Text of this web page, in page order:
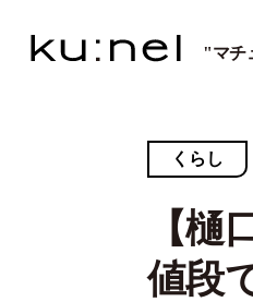
"マチ
くらし
【樋
値段